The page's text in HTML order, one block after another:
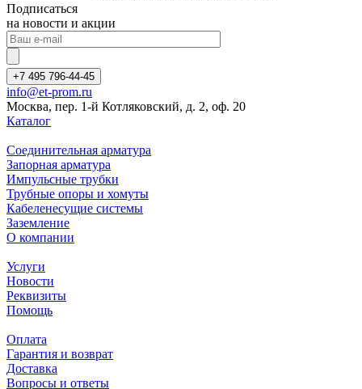
Подписаться
на новости и акции
+7 495 796-44-45
info@et-prom.ru
Москва, пер. 1-й Котляковский, д. 2, оф. 20
Каталог
Соединительная арматура
Запорная арматура
Импульсные трубки
Трубные опоры и хомуты
Кабеленесущие системы
Заземление
О компании
Услуги
Новости
Реквизиты
Помощь
Оплата
Гарантия и возврат
Доставка
Вопросы и ответы